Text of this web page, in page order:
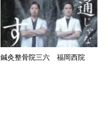
鍼灸整骨院三六 福岡西院